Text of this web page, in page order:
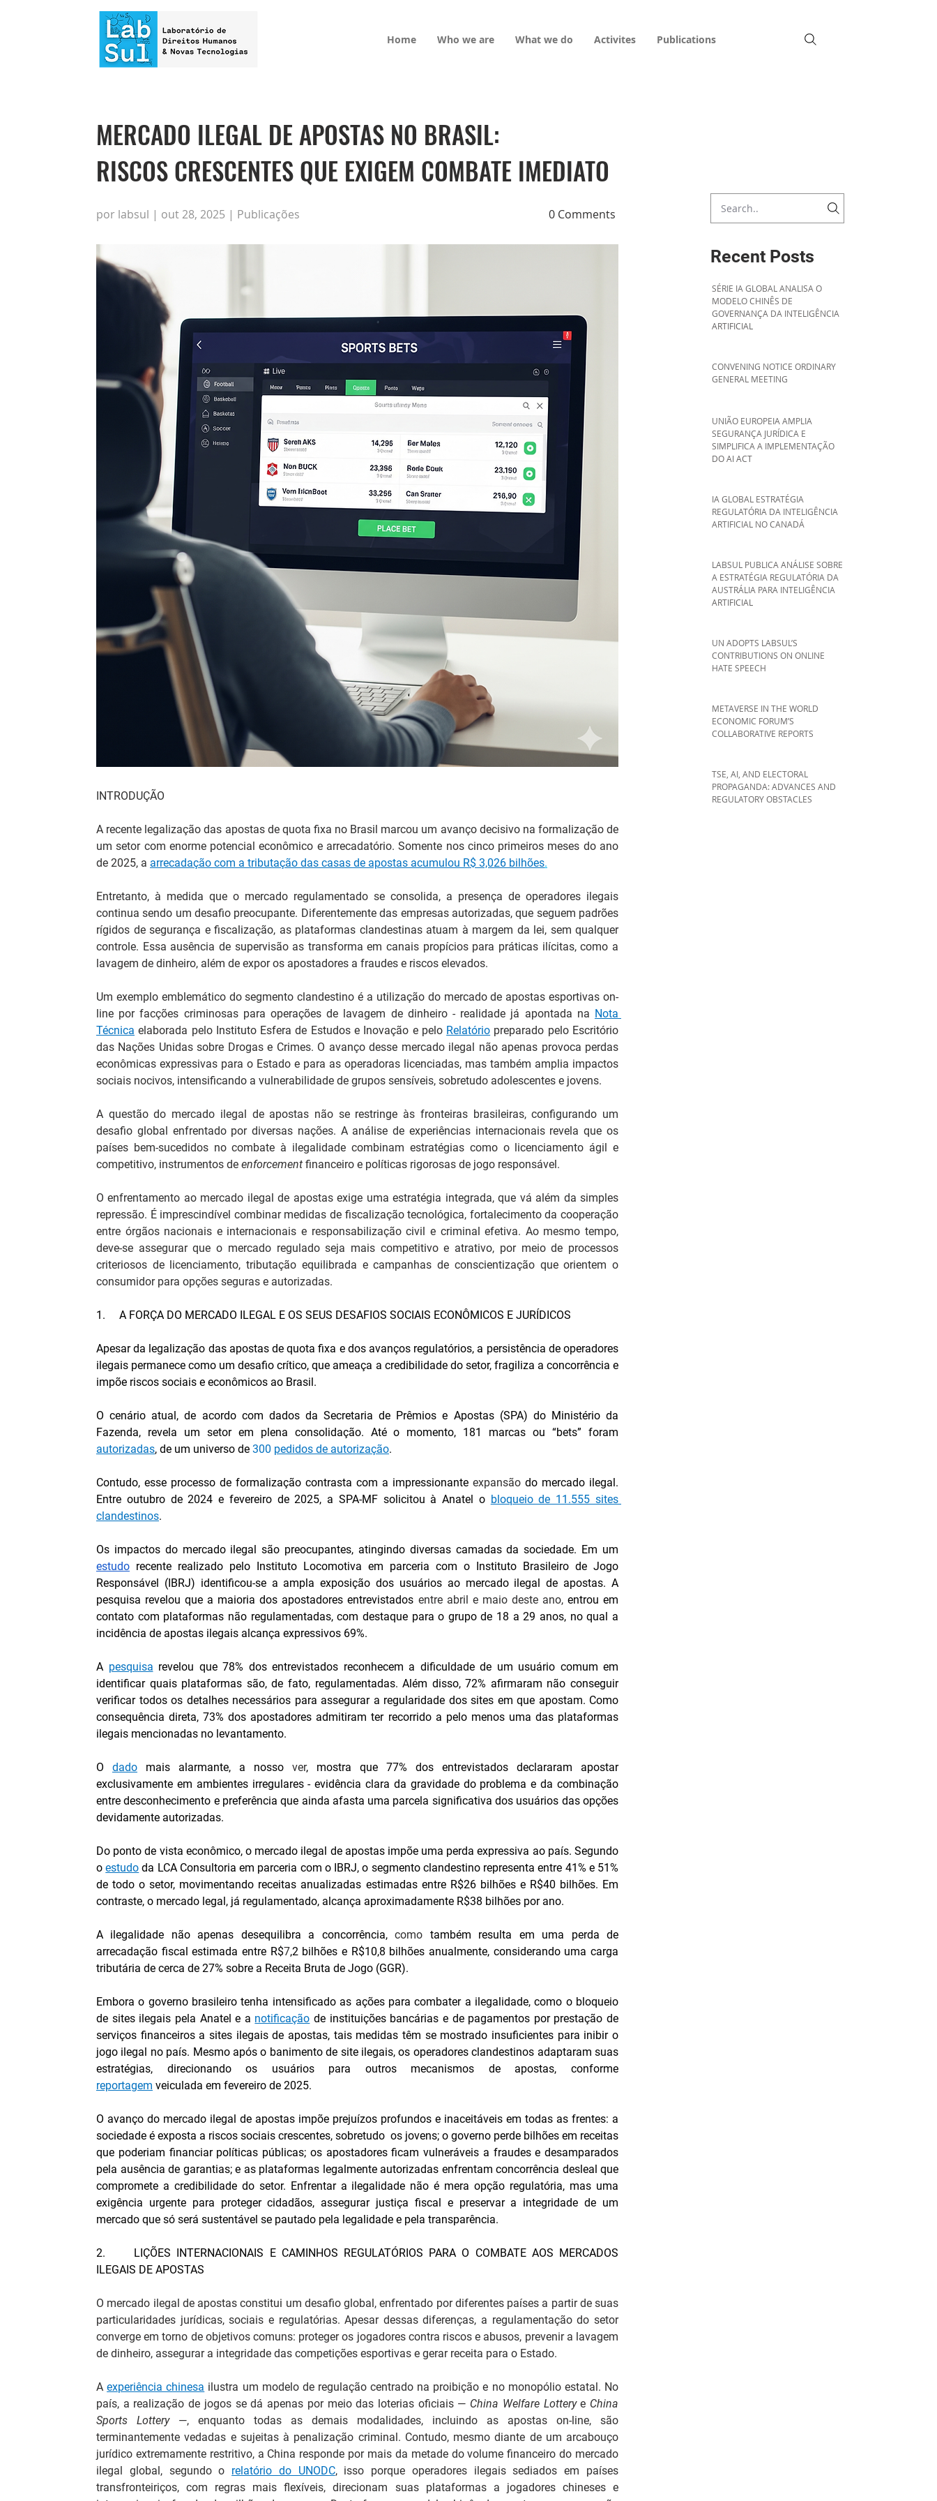
Home Who we are What we do Activites Publications
MERCADO ILEGAL DE APOSTAS NO BRASIL:
RISCOS CRESCENTES QUE EXIGEM COMBATE IMEDIATO
por labsul | out 28, 2025 | Publicações 0 Comments
INTRODUÇÃO
A recente legalização das apostas de quota fixa no Brasil marcou um avanço decisivo na formalização de
um setor com enorme potencial econômico e arrecadatório. Somente nos cinco primeiros meses do ano
de 2025, a arrecadação com a tributação das casas de apostas acumulou R$ 3,026 bilhões.
Entretanto, à medida que o mercado regulamentado se consolida, a presença de operadores ilegais
continua sendo um desafio preocupante. Diferentemente das empresas autorizadas, que seguem padrões
rígidos de segurança e fiscalização, as plataformas clandestinas atuam à margem da lei, sem qualquer
controle. Essa ausência de supervisão as transforma em canais propícios para práticas ilícitas, como a
lavagem de dinheiro, além de expor os apostadores a fraudes e riscos elevados.
Um exemplo emblemático do segmento clandestino é a utilização do mercado de apostas esportivas on-
line por facções criminosas para operações de lavagem de dinheiro - realidade já apontada na Nota
Técnica elaborada pelo Instituto Esfera de Estudos e Inovação e pelo Relatório preparado pelo Escritório
das Nações Unidas sobre Drogas e Crimes. O avanço desse mercado ilegal não apenas provoca perdas
econômicas expressivas para o Estado e para as operadoras licenciadas, mas também amplia impactos
sociais nocivos, intensificando a vulnerabilidade de grupos sensíveis, sobretudo adolescentes e jovens.
A questão do mercado ilegal de apostas não se restringe às fronteiras brasileiras, configurando um
desafio global enfrentado por diversas nações. A análise de experiências internacionais revela que os
países bem-sucedidos no combate à ilegalidade combinam estratégias como o licenciamento ágil e
competitivo, instrumentos de enforcement financeiro e políticas rigorosas de jogo responsável.
O enfrentamento ao mercado ilegal de apostas exige uma estratégia integrada, que vá além da simples
repressão. É imprescindível combinar medidas de fiscalização tecnológica, fortalecimento da cooperação
entre órgãos nacionais e internacionais e responsabilização civil e criminal efetiva. Ao mesmo tempo,
deve-se assegurar que o mercado regulado seja mais competitivo e atrativo, por meio de processos
criteriosos de licenciamento, tributação equilibrada e campanhas de conscientização que orientem o
consumidor para opções seguras e autorizadas.
1.     A FORÇA DO MERCADO ILEGAL E OS SEUS DESAFIOS SOCIAIS ECONÔMICOS E JURÍDICOS
Apesar da legalização das apostas de quota fixa e dos avanços regulatórios, a persistência de operadores
ilegais permanece como um desafio crítico, que ameaça a credibilidade do setor, fragiliza a concorrência e
impõe riscos sociais e econômicos ao Brasil.
O cenário atual, de acordo com dados da Secretaria de Prêmios e Apostas (SPA) do Ministério da
autorizadas, de um universo de 300 pedidos de autorização.
Contudo, esse processo de formalização contrasta com a impressionante expansão do mercado ilegal.
Entre outubro de 2024 e fevereiro de 2025, a SPA-MF solicitou à Anatel o bloqueio de 11.555 sites
clandestinos.
estudo recente realizado pelo Instituto Locomotiva em parceria com o Instituto Brasileiro de Jogo
Responsável (IBRJ) identificou-se a ampla exposição dos usuários ao mercado ilegal de apostas. A
pesquisa revelou que a maioria dos apostadores entrevistados entre abril e maio deste ano, entrou em
contato com plataformas não regulamentadas, com destaque para o grupo de 18 a 29 anos, no qual a
incidência de apostas ilegais alcança expressivos 69%.
A pesquisa revelou que 78% dos entrevistados reconhecem a dificuldade de um usuário comum em
identificar quais plataformas são, de fato, regulamentadas. Além disso, 72% afirmaram não conseguir
verificar todos os detalhes necessários para assegurar a regularidade dos sites em que apostam. Como
consequência direta, 73% dos apostadores admitiram ter recorrido a pelo menos uma das plataformas
ilegais mencionadas no levantamento.
O dado mais alarmante, a nosso ver, mostra que 77% dos entrevistados declararam apostar
exclusivamente em ambientes irregulares - evidência clara da gravidade do problema e da combinação
entre desconhecimento e preferência que ainda afasta uma parcela significativa dos usuários das opções
devidamente autorizadas.
Do ponto de vista econômico, o mercado ilegal de apostas impõe uma perda expressiva ao país. Segundo
o estudo da LCA Consultoria em parceria com o IBRJ, o segmento clandestino representa entre 41% e 51%
de todo o setor, movimentando receitas anualizadas estimadas entre R$26 bilhões e R$40 bilhões. Em
contraste, o mercado legal, já regulamentado, alcança aproximadamente R$38 bilhões por ano.
A ilegalidade não apenas desequilibra a concorrência, como também resulta em uma perda de
arrecadação fiscal estimada entre R$7,2 bilhões e R$10,8 bilhões anualmente, considerando uma carga
tributária de cerca de 27% sobre a Receita Bruta de Jogo (GGR).
Embora o governo brasileiro tenha intensificado as ações para combater a ilegalidade, como o bloqueio
de sites ilegais pela Anatel e a notificação de instituições bancárias e de pagamentos por prestação de
serviços financeiros a sites ilegais de apostas, tais medidas têm se mostrado insuficientes para inibir o
jogo ilegal no país. Mesmo após o banimento de site ilegais, os operadores clandestinos adaptaram suas
reportagem veiculada em fevereiro de 2025.
O avanço do mercado ilegal de apostas impõe prejuízos profundos e inaceitáveis em todas as frentes: a
sociedade é exposta a riscos sociais crescentes, sobretudo  os jovens; o governo perde bilhões em receitas
que poderiam financiar políticas públicas; os apostadores ficam vulneráveis a fraudes e desamparados
pela ausência de garantias; e as plataformas legalmente autorizadas enfrentam concorrência desleal que
compromete a credibilidade do setor. Enfrentar a ilegalidade não é mera opção regulatória, mas uma
exigência urgente para proteger cidadãos, assegurar justiça fiscal e preservar a integridade de um
mercado que só será sustentável se pautado pela legalidade e pela transparência.
2.     LIÇÕES INTERNACIONAIS E CAMINHOS REGULATÓRIOS PARA O COMBATE AOS MERCADOS
ILEGAIS DE APOSTAS
O mercado ilegal de apostas constitui um desafio global, enfrentado por diferentes países a partir de suas
particularidades jurídicas, sociais e regulatórias. Apesar dessas diferenças, a regulamentação do setor
converge em torno de objetivos comuns: proteger os jogadores contra riscos e abusos, prevenir a lavagem
de dinheiro, assegurar a integridade das competições esportivas e gerar receita para o Estado.
A experiência chinesa ilustra um modelo de regulação centrado na proibição e no monopólio estatal. No
país, a realização de jogos se dá apenas por meio das loterias oficiais — China Welfare Lottery e China
Sports Lottery —, enquanto todas as demais modalidades, incluindo as apostas on-line, são
terminantemente vedadas e sujeitas à penalização criminal. Contudo, mesmo diante de um arcabouço
jurídico extremamente restritivo, a China responde por mais da metade do volume financeiro do mercado
ilegal global, segundo o relatório do UNODC, isso porque operadores ilegais sediados em países
transfronteiriços, com regras mais flexíveis, direcionam suas plataformas a jogadores chineses e
Recent Posts
SÉRIE IA GLOBAL ANALISA O
MODELO CHINÊS DE
GOVERNANÇA DA INTELIGÊNCIA
ARTIFICIAL
CONVENING NOTICE ORDINARY
GENERAL MEETING
UNIÃO EUROPEIA AMPLIA
SEGURANÇA JURÍDICA E
SIMPLIFICA A IMPLEMENTAÇÃO
DO AI ACT
IA GLOBAL ESTRATÉGIA
REGULATÓRIA DA INTELIGÊNCIA
ARTIFICIAL NO CANADÁ
LABSUL PUBLICA ANÁLISE SOBRE
A ESTRATÉGIA REGULATÓRIA DA
AUSTRÁLIA PARA INTELIGÊNCIA
ARTIFICIAL
UN ADOPTS LABSUL’S
CONTRIBUTIONS ON ONLINE
HATE SPEECH
METAVERSE IN THE WORLD
ECONOMIC FORUM’S
COLLABORATIVE REPORTS
TSE, AI, AND ELECTORAL
PROPAGANDA: ADVANCES AND
REGULATORY OBSTACLES